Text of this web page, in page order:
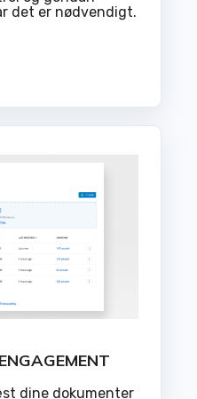
det er nødvendigt.
dine dokumenter